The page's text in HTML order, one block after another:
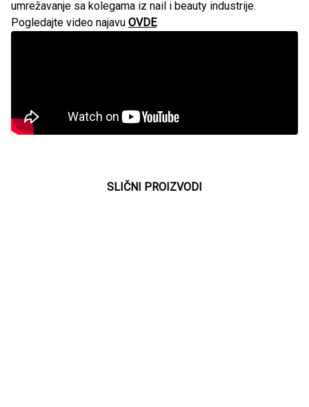
umrežavanje sa kolegama iz nail i beauty industrije.
Pogledajte video najavu OVDE
SLIČNI PROIZVODI